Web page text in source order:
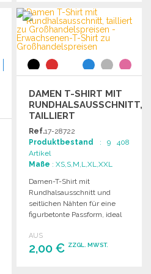
BESTELLEN
Angebot anfordern
DAMEN T-SHIRT MIT
RUNDHALSAUSSCHNITT,
TAILLIERT
Ref.17-28722
Produktbestand : 9 408
Artikel
Maße : XS,S,M,L,XL,XXL
Damen-T-Shirt mit
Rundhalsausschnitt und
seitlichen Nähten für eine
figurbetonte Passform, ideal
AUS
2,00 € ZZGL. MWST.